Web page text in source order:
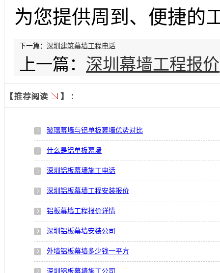
为您提供周到、便捷的
下一篇： 深圳建筑幕墙工程电话
上一篇： 深圳幕墙工程报价
玻璃幕墙与铝单板幕墙优势对比
什么是铝单板幕墙
深圳铝板幕墙施工电话
深圳铝板幕墙工程安装报价
铝板幕墙工程报价详情
深圳铝板幕墙安装公司
外墙铝板幕墙多少钱一平方
深圳铝板幕墙施工公司